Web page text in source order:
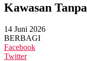
Kawasan
14 Juni 2026
BERBAGI
Facebook
Twitter